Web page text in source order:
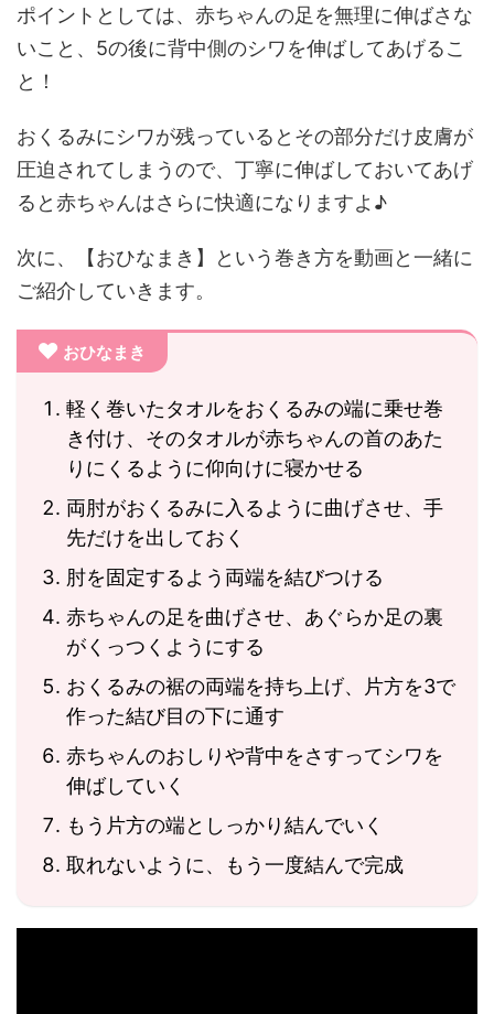
ポイントとしては、赤ちゃんの足を無理に伸ばさな
いこと、5の後に背中側のシワを伸ばしてあげるこ
と！
おくるみにシワが残っているとその部分だけ皮膚が
圧迫されてしまうので、丁寧に伸ばしておいてあげ
ると赤ちゃんはさらに快適になりますよ♪
次に、【おひなまき】という巻き方を動画と一緒に
ご紹介していきます。
おひなまき
軽く巻いたタオルをおくるみの端に乗せ巻
き付け、そのタオルが赤ちゃんの首のあた
りにくるように仰向けに寝かせる
両肘がおくるみに入るように曲げさせ、手
先だけを出しておく
肘を固定するよう両端を結びつける
赤ちゃんの足を曲げさせ、あぐらか足の裏
がくっつくようにする
おくるみの裾の両端を持ち上げ、片方を3で
作った結び目の下に通す
赤ちゃんのおしりや背中をさすってシワを
伸ばしていく
もう片方の端としっかり結んでいく
取れないように、もう一度結んで完成